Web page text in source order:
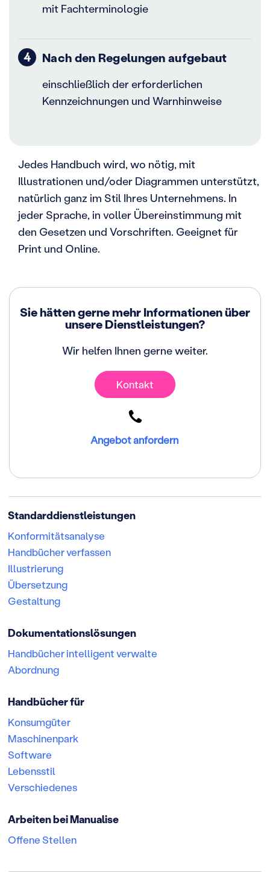
mit Fachterminologie
Nach den Regelungen aufgebaut
einschließlich der erforderlichen
Kennzeichnungen und Warnhinweise
Jedes Handbuch wird, wo nötig, mit
Illustrationen und/oder Diagrammen unterstützt,
natürlich ganz im Stil Ihres Unternehmens. In
jeder Sprache, in voller Übereinstimmung mit
den Gesetzen und Vorschriften. Geeignet für
Print und Online.
Sie hätten gerne mehr Informationen über
unsere Dienstleistungen?
Wir helfen Ihnen gerne weiter.
Kontakt
Angebot anfordern
Standarddienstleistungen
Konformitätsanalyse
Handbücher verfassen
Illustrierung
Übersetzung
Gestaltung
Dokumentationslösungen
Handbücher intelligent verwalte
Abordnung
Handbücher für
Konsumgüter
Maschinenpark
Software
Lebensstil
Verschiedenes
Arbeiten bei Manualise
Offene Stellen